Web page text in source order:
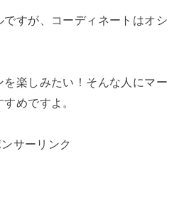
ですが、コーディネートはオシ
楽しみたい！そんな人にマー
めですよ。
サーリンク